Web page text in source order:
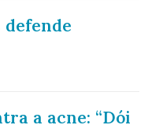
a acne: “Dói